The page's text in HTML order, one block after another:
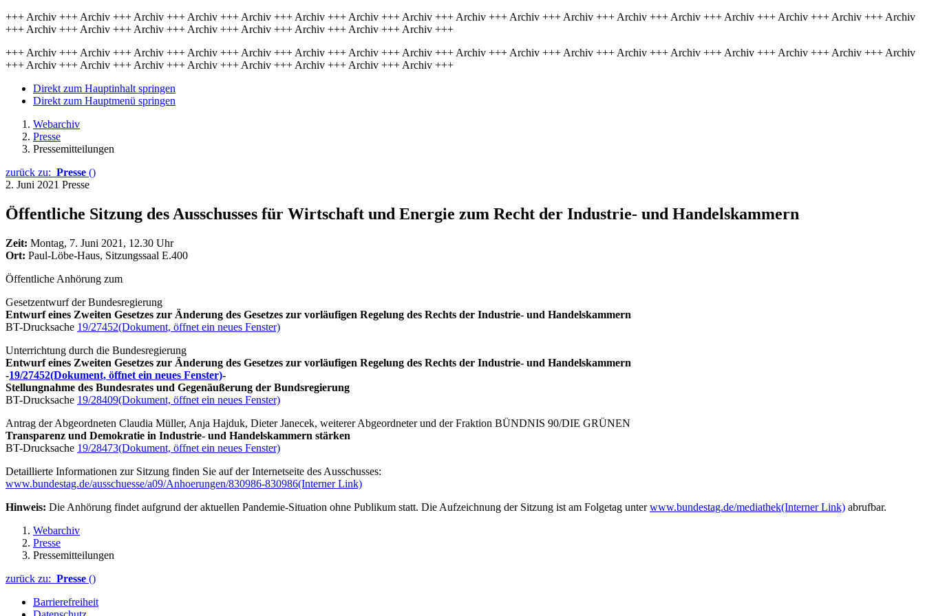
+++ Archiv +++ Archiv +++ Archiv +++ Archiv +++ Archiv +++ Archiv +++ Archiv +++ Archiv +++ Archiv +++ Archiv +++ Archiv +++ Archiv +++ Archiv +++ Archiv +++ Archiv +++ Archiv +++ Archiv
+++ Archiv +++ Archiv +++ Archiv +++ Archiv +++ Archiv +++ Archiv +++ Archiv +++ Archiv +++
+++ Archiv +++ Archiv +++ Archiv +++ Archiv +++ Archiv +++ Archiv +++ Archiv +++ Archiv +++ Archiv +++ Archiv +++ Archiv +++ Archiv +++ Archiv +++ Archiv +++ Archiv +++ Archiv +++ Archiv
+++ Archiv +++ Archiv +++ Archiv +++ Archiv +++ Archiv +++ Archiv +++ Archiv +++ Archiv +++
Direkt zum Hauptinhalt springen
Direkt zum Hauptmenü springen
Webarchiv
Presse
Pressemitteilungen
zurück zu: Presse ()
2. Juni 2021 Presse
Öffentliche Sitzung des Ausschusses für Wirtschaft und Energie zum Recht der Industrie- und Handelskammern
Zeit: Montag, 7. Juni 2021, 12.30 Uhr
Ort: Paul-Löbe-Haus, Sitzungssaal E.400
Öffentliche Anhörung zum
Gesetzentwurf der Bundesregierung
Entwurf eines Zweiten Gesetzes zur Änderung des Gesetzes zur vorläufigen Regelung des Rechts der Industrie- und Handelskammern
BT-Drucksache 19/27452(Dokument, öffnet ein neues Fenster)
Unterrichtung durch die Bundesregierung
Entwurf eines Zweiten Gesetzes zur Änderung des Gesetzes zur vorläufigen Regelung des Rechts der Industrie- und Handelskammern
-19/27452(Dokument, öffnet ein neues Fenster)-
Stellungnahme des Bundesrates und Gegenäußerung der Bundsregierung
BT-Drucksache 19/28409(Dokument, öffnet ein neues Fenster)
Antrag der Abgeordneten Claudia Müller, Anja Hajduk, Dieter Janecek, weiterer Abgeordneter und der Fraktion BÜNDNIS 90/DIE GRÜNEN
Transparenz und Demokratie in Industrie- und Handelskammern stärken
BT-Drucksache 19/28473(Dokument, öffnet ein neues Fenster)
Detaillierte Informationen zur Sitzung finden Sie auf der Internetseite des Ausschusses:
www.bundestag.de/ausschuesse/a09/Anhoerungen/830986-830986(Interner Link)
Hinweis: Die Anhörung findet aufgrund der aktuellen Pandemie-Situation ohne Publikum statt. Die Aufzeichnung der Sitzung ist am Folgetag unterwww.bundestag.de/mediathek(Interner Link) abrufbar.
Webarchiv
Presse
Pressemitteilungen
zurück zu: Presse ()
Barrierefreiheit